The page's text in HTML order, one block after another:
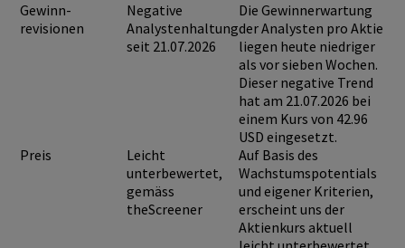
Gewinn-
revisionen
Negative
Analystenhaltung
seit 21.07.2026
Die Gewinnerwartung
der Analysten pro Aktie
liegen heute niedriger
als vor sieben Wochen.
Dieser negative Trend
hat am 21.07.2026 bei
einem Kurs von 42.96
USD eingesetzt.
Preis
Leicht
unterbewertet,
gemäss
theScreener
Auf Basis des
Wachstumspotentials
und eigener Kriterien,
erscheint uns der
Aktienkurs aktuell